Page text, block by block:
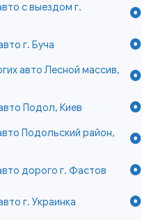
с выездом г.
г. Буча
авто Лесной массив,
Подол, Киев
Подольский район,
дорого г. Фастов
г. Украинка